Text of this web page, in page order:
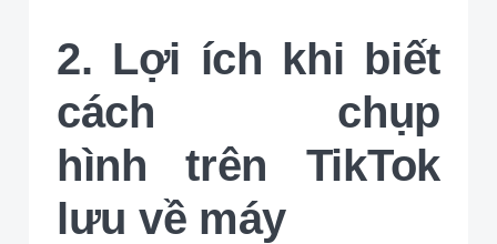
2. Lợi ích khi biết
cách chụp
hình trên TikTok
lưu về máy